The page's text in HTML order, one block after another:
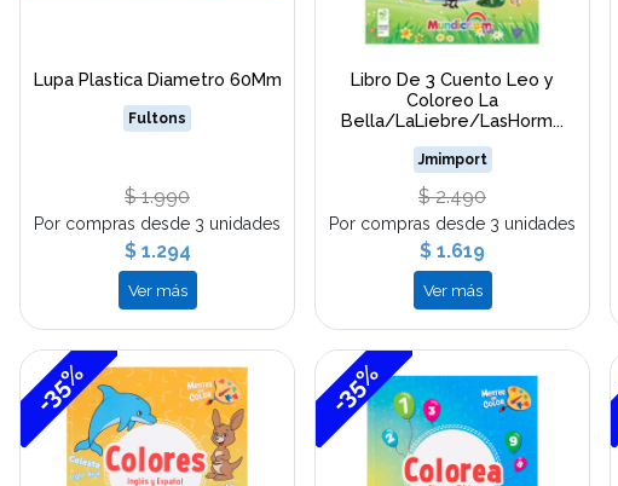
Lupa Plastica Diametro 60Mm
Fultons
$ 1.990
Por compras desde 3 unidades
$ 1.294
Ver más
Libro De 3 Cuento Leo y
Coloreo La
Bella/LaLiebre/LasHorm...
Jmimport
$ 2.490
Por compras desde 3 unidades
$ 1.619
Ver más
-35% -35%